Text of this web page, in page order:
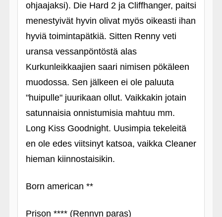
ohjaajaksi). Die Hard 2 ja Cliffhanger, paitsi
menestyivät hyvin olivat myös oikeasti ihan
hyviä toimintapätkiä. Sitten Renny veti
uransa vessanpöntöstä alas
Kurkunleikkaajien saari nimisen pökäleen
muodossa. Sen jälkeen ei ole paluuta
"huipulle" juurikaan ollut. Vaikkakin jotain
satunnaisia onnistumisia mahtuu mm.
Long Kiss Goodnight. Uusimpia tekeleitä
en ole edes viitsinyt katsoa, vaikka Cleaner
hieman kiinnostaisikin.
Born american **
Prison **** (Rennyn paras)